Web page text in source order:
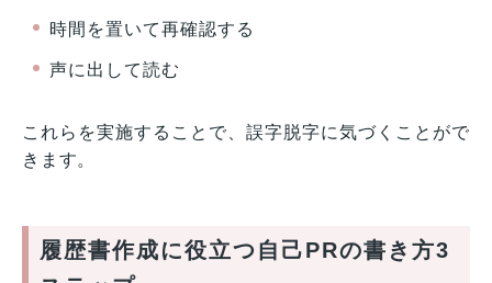
時間を置いて再確認する
声に出して読む
これらを実施することで、誤字脱字に気づくことがで
きます。
履歴書作成に役立つ自己PRの書き方3